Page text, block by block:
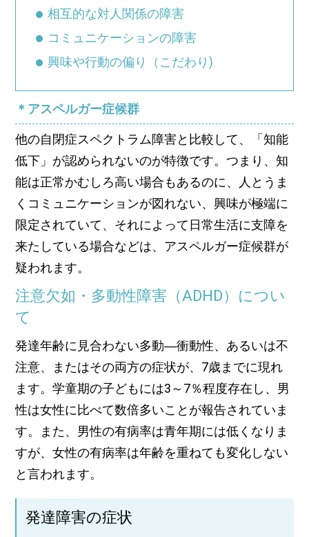
相互的な対人関係の障害
コミュニケーションの障害
興味や行動の偏り（こだわり)
＊アスペルガー症候群
他の自閉症スペクトラム障害と比較して、「知能
低下」が認められないのが特徴です。つまり、知
能は正常かむしろ高い場合もあるのに、人とうま
くコミュニケーションが図れない、興味が極端に
限定されていて、それによって日常生活に支障を
来たしている場合などは、アスペルガー症候群が
疑われます。
注意欠如・多動性障害（ADHD）につい
て
発達年齢に見合わない多動―衝動性、あるいは不
注意、またはその両方の症状が、7歳までに現れ
ます。学童期の子どもには3～7％程度存在し、男
性は女性に比べて数倍多いことが報告されていま
す。また、男性の有病率は青年期には低くなりま
すが、女性の有病率は年齢を重ねても変化しない
と言われます。
発達障害の症状